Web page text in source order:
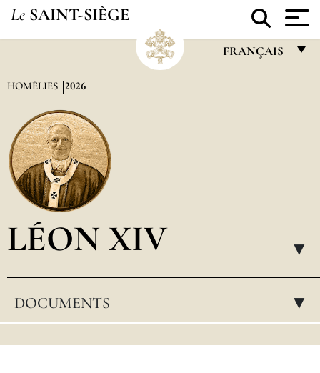
Le SAINT-SIÈGE
FRANÇAIS
العربيّة
HOMÉLIES 2026
LÉON XIV ▸
DOCUMENTS ▸